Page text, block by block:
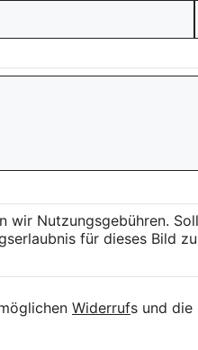
wir Nutzungsgebühren.
für dieses Bild
Widerrufs und die